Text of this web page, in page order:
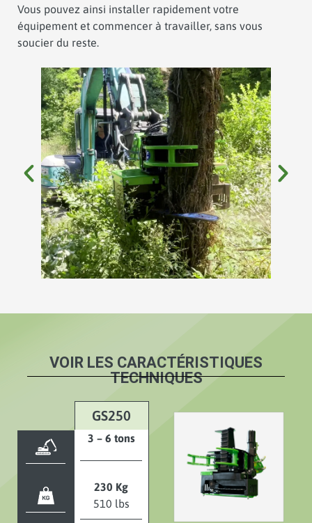
Vous pouvez ainsi installer rapidement votre
équipement et commencer à travailler, sans vous
soucier du reste.
VOIR LES CARACTÉRISTIQUES
TECHNIQUES
GS250
3 – 6 tons
230 Kg
510 lbs